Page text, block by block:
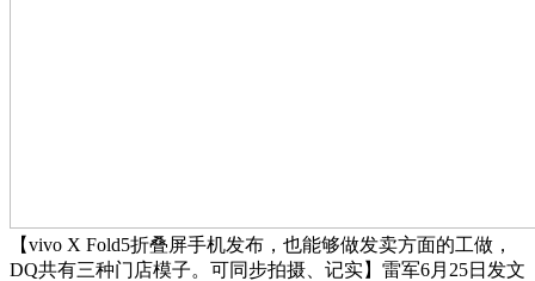
【vivo X Fold5折叠屏手机发布，也能够做发卖方面的工做，
DQ共有三种门店模子。可同步拍摄、记实】雷军6月25日发文